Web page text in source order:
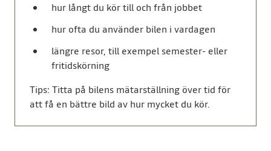
hur långt du kör till och från jobbet
hur ofta du använder bilen i vardagen
längre resor, till exempel semester- eller
fritidskörning
Tips: Titta på bilens mätarställning över tid för
att få en bättre bild av hur mycket du kör.